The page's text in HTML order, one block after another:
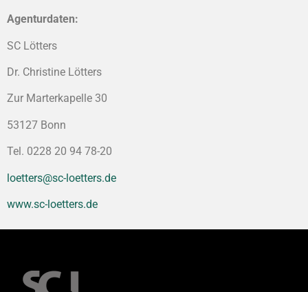
Agenturdaten:
SC Lötters
Dr. Christine Lötters
Zur Marterkapelle 30
53127 Bonn
Tel. 0228 20 94 78-20
loetters@sc-loetters.de
www.sc-loetters.de